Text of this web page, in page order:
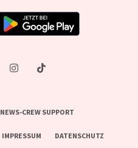
NEWS-CREW SUPPORT
IMPRESSUM DATENSCHUTZ